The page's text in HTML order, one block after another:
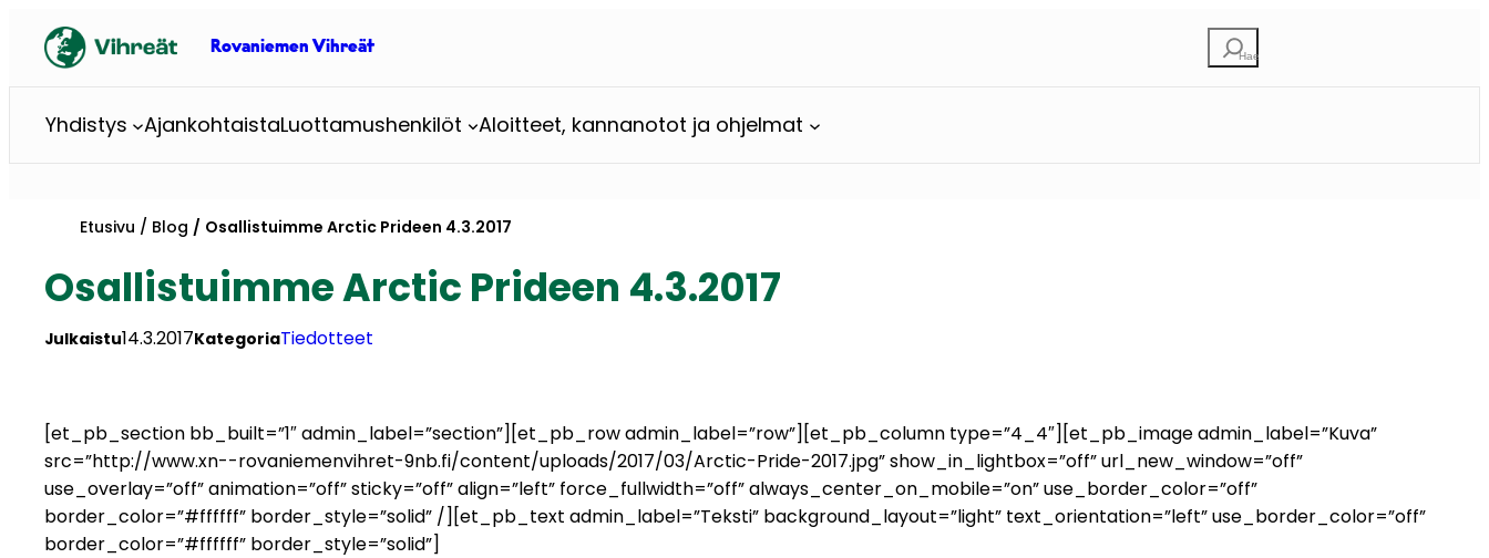
sisältöön
Rovaniemen Vihreät Etsi
Yhdistys AjankohtaistaLuottamushenkilöt Aloitteet, kannanotot ja ohjelmat
Etusivu Blog Osallistuimme Arctic Prideen 4.3.2017
Osallistuimme Arctic Prideen 4.3.2017
Julkaistu14.3.2017KategoriaTiedotteet
[et_pb_section bb_built=”1″ admin_label=”section”][et_pb_row admin_label=”row”][et_pb_column type=”4_4″][et_pb_image admin_label=”Kuva”
src=”http://www.xn--rovaniemenvihret-9nb.fi/content/uploads/2017/03/Arctic-Pride-2017.jpg” show_in_lightbox=”off” url_new_window=”off”
use_overlay=”off” animation=”off” sticky=”off” align=”left” force_fullwidth=”off” always_center_on_mobile=”on” use_border_color=”off”
border_color=”#ffffff” border_style=”solid” /][et_pb_text admin_label=”Teksti” background_layout=”light” text_orientation=”left” use_border_color=”off”
border_color=”#ffffff” border_style=”solid”]